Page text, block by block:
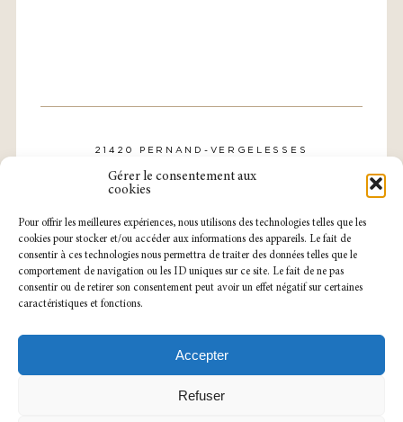
Gérer le consentement aux
cookies
Pour offrir les meilleures expériences, nous utilisons des technologies telles que les
cookies pour stocker et/ou accéder aux informations des appareils. Le fait de
consentir à ces technologies nous permettra de traiter des données telles que le
comportement de navigation ou les ID uniques sur ce site. Le fait de ne pas
consentir ou de retirer son consentement peut avoir un effet négatif sur certaines
caractéristiques et fonctions.
Accepter
Refuser
21420 PERNAND-VERGELESSES
TÉL. : 03 80 21 57 31
NOTRE CAVEAU EST OUVERT
SUR RENDEZ-VOUS.
MENTIONS LÉGALES POLITIQUE DE CONFIDENTIALITÉ